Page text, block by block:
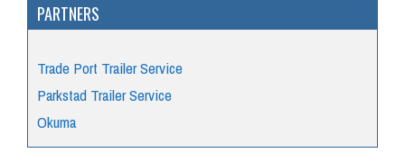
PARTNERS
Trade Port Trailer Service
Parkstad Trailer Service
Okuma